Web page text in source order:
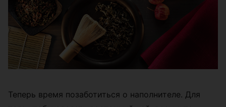
Теперь время позаботиться о наполнителе. Для